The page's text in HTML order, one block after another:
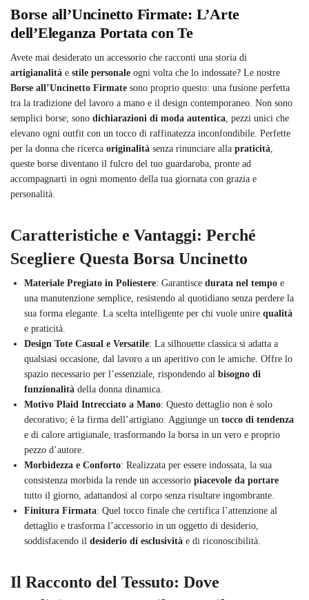
Borse all’Uncinetto Firmate: L’Arte
dell’Eleganza Portata con Te
Avete mai desiderato un accessorio che racconti una storia di
artigianalità e stile personale ogni volta che lo indossate? Le nostre
Borse all’Uncinetto Firmate sono proprio questo: una fusione perfetta
tra la tradizione del lavoro a mano e il design contemporaneo. Non sono
semplici borse; sono dichiarazioni di moda autentica , pezzi unici che
elevano ogni outfit con un tocco di raffinatezza inconfondibile. Perfette
per la donna che ricerca originalità senza rinunciare alla praticità
queste borse diventano il fulcro del tuo guardaroba, pronte ad
accompagnarti in ogni momento della tua giornata con grazia e
personalità.
Caratteristiche e Vantaggi: Perché
Scegliere Questa Borsa Uncinetto
Materiale Pregiato in Poliestere: Garantisce durata nel tempo e
una manutenzione semplice, resistendo al quotidiano senza perdere la
sua forma elegante. La scelta intelligente per chi vuole unire qualità
e praticità.
Design Tote Casual e Versatile: La silhouette classica si adatta a
qualsiasi occasione, dal lavoro a un aperitivo con le amiche. Offre lo
spazio necessario per l’essenziale, rispondendo al bisogno di
funzionalità della donna dinamica.
Motivo Plaid Intrecciato a Mano: Questo dettaglio non è solo
decorativo; è la firma dell’artigiano. Aggiunge un tocco di tendenza
e di calore artigianale, trasformando la borsa in un vero e proprio
pezzo d’autore.
Morbidezza e Conforto: Realizzata per essere indossata, la sua
consistenza morbida la rende un accessorio piacevole da portare
tutto il giorno, adattandosi al corpo senza risultare ingombrante.
Finitura Firmata: Quel tocco finale che certifica l’attenzione al
dettaglio e trasforma l’accessorio in un oggetto di desiderio,
soddisfacendo il desiderio di esclusività e di riconoscibilità.
Il Racconto del Tessuto: Dove